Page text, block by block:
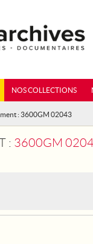
NOS COLLECTIONS
: 3600GM 02043
: 3600GM